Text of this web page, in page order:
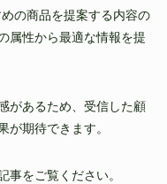
の商品を提案する内容の
属性から最適な情報を提
があるため、受信した顧
が期待できます。
事をご覧ください。